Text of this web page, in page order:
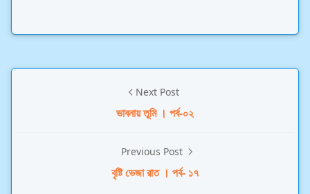
Next Post
ভাবনায় তুমি । পর্ব-০২
Previous Post
বৃষ্টি ভেজা রাত । পর্ব- ১৭